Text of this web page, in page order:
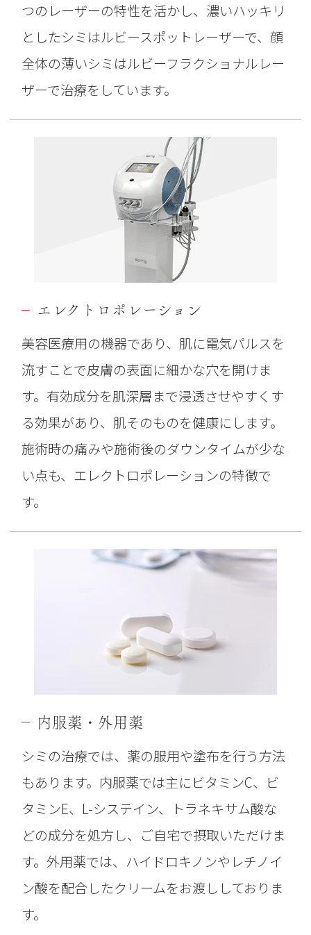
つのレーザーの特性を活かし、濃いハッキリ
としたシミはルビースポットレーザーで、顔
全体の薄いシミはルビーフラクショナルレー
ザーで治療をしています。
エレクトロポレーション
美容医療用の機器であり、肌に電気パルスを
流すことで皮膚の表面に細かな穴を開けま
す。有効成分を肌深層まで浸透させやすくす
る効果があり、肌そのものを健康にします。
施術時の痛みや施術後のダウンタイムが少な
い点も、エレクトロポレーションの特徴で
す。
内服薬・外用薬
シミの治療では、薬の服用や塗布を行う方法
もあります。内服薬では主にビタミンC、ビ
タミンE、L-システイン、トラネキサム酸な
どの成分を処方し、ご自宅で摂取いただけま
す。外用薬では、ハイドロキノンやレチノイ
ン酸を配合したクリームをお渡ししておりま
す。